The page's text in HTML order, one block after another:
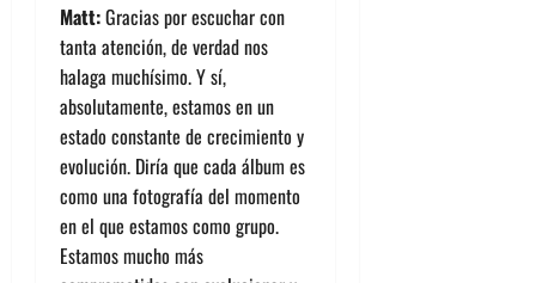
Matt:Gracias por escuchar con
tanta atención, de verdad nos
halaga muchísimo. Y sí,
absolutamente, estamos en un
estado constante de crecimiento y
evolución. Diría que cada álbum es
como una fotografía del momento
en el que estamos como grupo.
Estamos mucho más